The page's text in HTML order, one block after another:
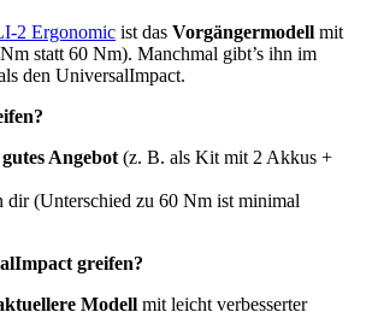
2 Ergonomic ist das Vorgängermodell mit
statt 60 Nm). Manchmal gibt’s ihn im
den UniversalImpact.
gutes Angebot (z. B. als Kit mit 2 Akkus +
dir (Unterschied zu 60 Nm ist minimal
greifen?
Modell mit leicht verbesserter